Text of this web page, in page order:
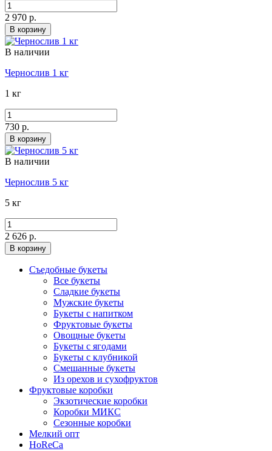
2 970 р.
В корзину
В наличии
Чернослив 1 кг
1 кг
730 р.
В корзину
В наличии
Чернослив 5 кг
5 кг
2 626 р.
В корзину
Съедобные букеты
Все букеты
Сладкие букеты
Мужские букеты
Букеты с напитком
Фруктовые букеты
Овощные букеты
Букеты с ягодами
Букеты с клубникой
Смешанные букеты
Из орехов и сухофруктов
Фруктовые коробки
Экзотические коробки
Коробки МИКС
Сезонные коробки
Мелкий опт
HoReCa